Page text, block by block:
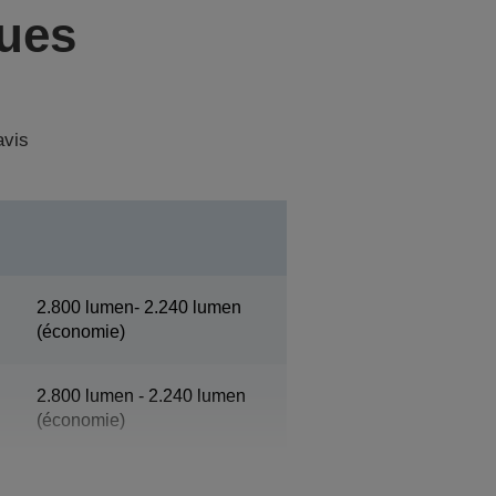
2.800 lumen- 2.240 lumen
(économie)
2.800 lumen - 2.240 lumen
(économie)